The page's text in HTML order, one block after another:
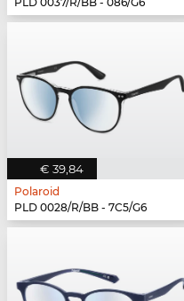
€ 39,84
Polaroid
PLD 0028/R/BB - 7C5/G6